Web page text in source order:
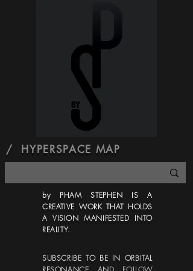
du produit avant d'effectuer un achat.
Affiliez-vous aux instructions d'entretien
pour la longévité du produit. Merci.
en toute confiance.
/ HYPERSPACE MAP
by PHAM STEPHEN IS A
CREATIVE WORK THAT HOLDS
A VISION MANIFESTED INTO
REALITY.
SUBSCRIBE TO BE IN ORBITAL